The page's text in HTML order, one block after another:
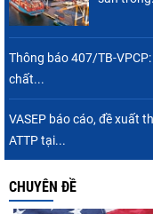
Thông báo 407/TB-
chất...
VASEP báo cáo, đề xuất
ATTP tại...
CHUYÊN ĐỀ